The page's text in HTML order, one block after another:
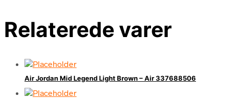
Relaterede varer
Air Jordan Mid Legend Light Brown – Air 337688506